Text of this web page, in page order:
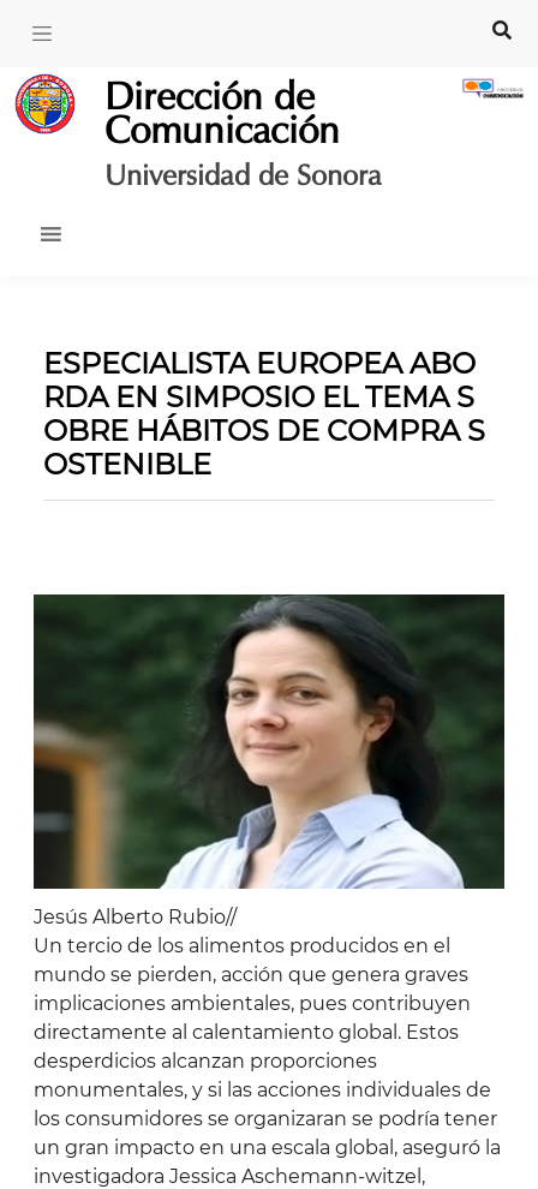
content
Dirección de
Comunicación
Universidad de Sonora
ESPECIALISTA EUROPEA ABO
RDA EN SIMPOSIO EL TEMA S
OBRE HÁBITOS DE COMPRA S
OSTENIBLE
Jesús Alberto Rubio//
Un tercio de los alimentos producidos en el
mundo se pierden, acción que genera graves
implicaciones ambientales, pues contribuyen
directamente al calentamiento global. Estos
desperdicios alcanzan proporciones
monumentales, y si las acciones individuales de
los consumidores se organizaran se podría tener
un gran impacto en una escala global, aseguró la
investigadora Jessica Aschemann-witzel,